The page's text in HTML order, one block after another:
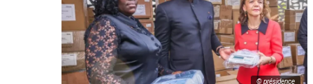
© présidence